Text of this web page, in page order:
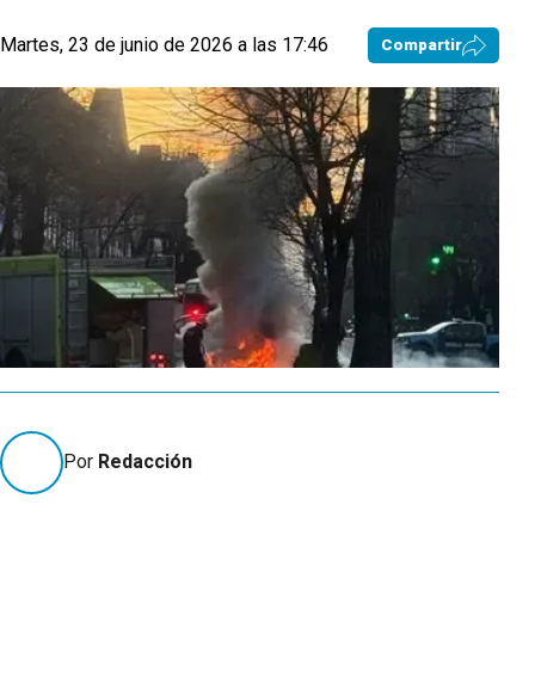
Martes, 23 de junio de 2026 a las 17:46 Compartir
Por Redacción